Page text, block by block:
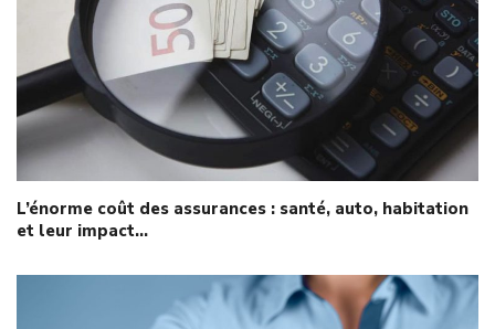
L’énorme coût des assurances : santé, auto, habitation
et leur impact…